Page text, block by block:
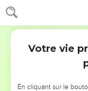
NE
Votre vie
En cliquant sur le